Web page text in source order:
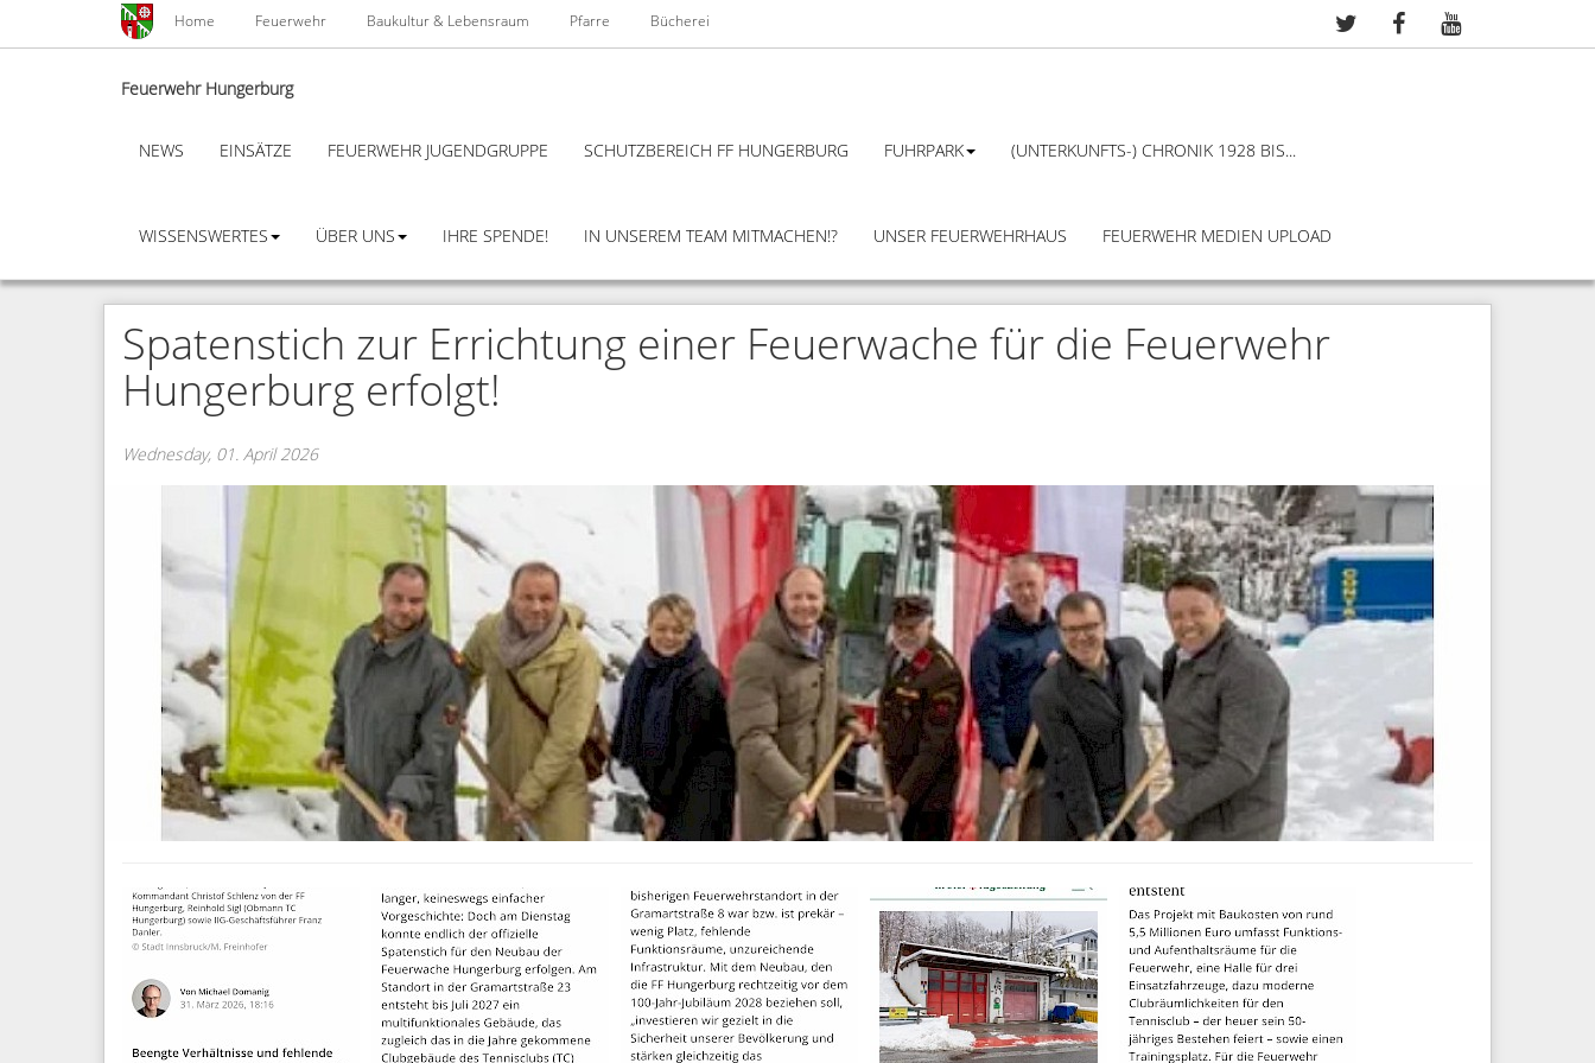
Home Feuerwehr Baukultur & Lebensraum Pfarre Bücherei
Feuerwehr Hungerburg
NEWS EINSÄTZE FEUERWEHR JUGENDGRUPPE SCHUTZBEREICH FF HUNGERBURG FUHRPARK (UNTERKUNFTS-) CHRONIK 1928 BIS...
WISSENSWERTES ÜBER UNS IHRE SPENDE! IN UNSEREM TEAM MITMACHEN!? UNSER FEUERWEHRHAUS FEUERWEHR MEDIEN UPLOAD
Spatenstich zur Errichtung einer Feuerwache für die Feuerwehr
Hungerburg erfolgt!
Wednesday, 01. April 2026